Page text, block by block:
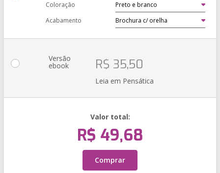
Coloração
Acabamento
Versão
ebook R$ 35,50
Leia em Pensática
Valor total:
R$ 49,68
Comprar